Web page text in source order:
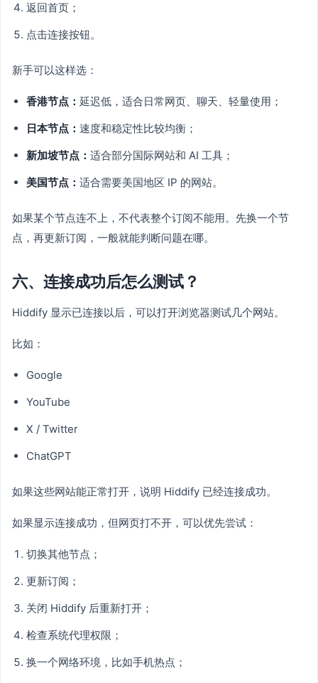
返回首页；
点击连接按钮。
新手可以这样选：
香港节点：延迟低，适合日常网页、聊天、轻量使用；
日本节点：速度和稳定性比较均衡；
新加坡节点：适合部分国际网站和 AI 工具；
美国节点：适合需要美国地区 IP 的网站。
如果某个节点连不上，不代表整个订阅不能用。先换一个节
点，再更新订阅，一般就能判断问题在哪。
六、连接成功后怎么测试？
Hiddify 显示已连接以后，可以打开浏览器测试几个网站。
比如：
Google
YouTube
X / Twitter
ChatGPT
如果这些网站能正常打开，说明 Hiddify 已经连接成功。
如果显示连接成功，但网页打不开，可以优先尝试：
切换其他节点；
更新订阅；
关闭 Hiddify 后重新打开；
检查系统代理权限；
换一个网络环境，比如手机热点；